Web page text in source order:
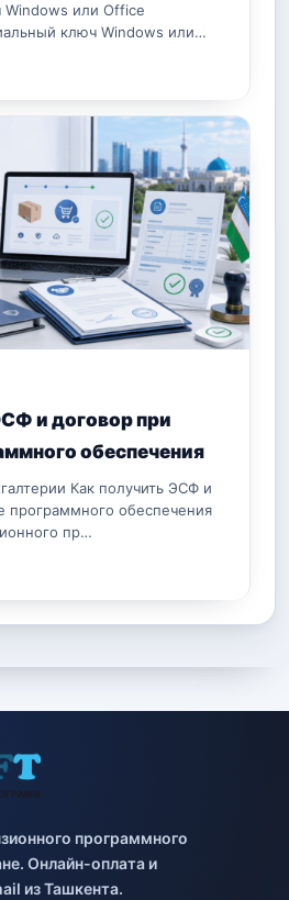
Windows или Office
ключ Windows или…
и договор при
обеспечения
Как получить ЭСФ и
программного обеспечения
пр…
программного
Онлайн-оплата и
из Ташкента.